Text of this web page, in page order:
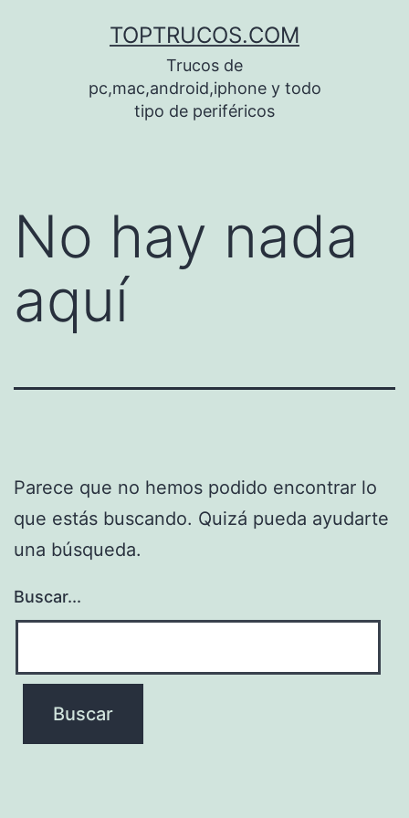
TOPTRUCOS.COM
Trucos de
pc,mac,android,iphone y todo
tipo de periféricos
No hay nada
aquí
Parece que no hemos podido encontrar lo
que estás buscando. Quizá pueda ayudarte
una búsqueda.
Buscar...